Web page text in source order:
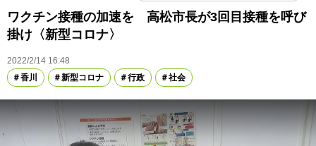
ワクチン接種の加速を 高松市長が3回目接種を呼び
掛け〈新型コロナ〉
2022/2/14 16:48
香川
新型コロナ 行政 社会